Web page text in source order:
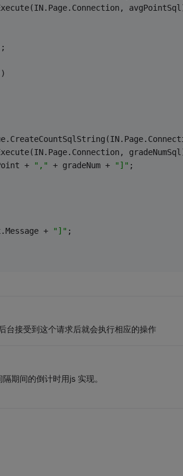
+ "," + gradeNum + "]" ;
+ "]" ;
台接受到这个请求后就会执行相应的操作
期间的倒计时用js 实现。